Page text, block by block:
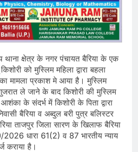
थाना क्षेत्र के नगर पंचायत बैरिया के एक
को मुस्लिम महिला द्वारा बहला
मामला प्रकाश मे आया है। मुस्लिम
गुजरात ले जाने के बाद किशोरी की मुस्लिम
के संदर्भ में किशोरी के पिता द्वारा
बैरिया व अब्दुल बरी पुत्र बलिस्टर
ताजपुर जिला सारण के खिलाफ बैरिया
धारा 61(2) व 87 भारतीय न्याय
कराया है।